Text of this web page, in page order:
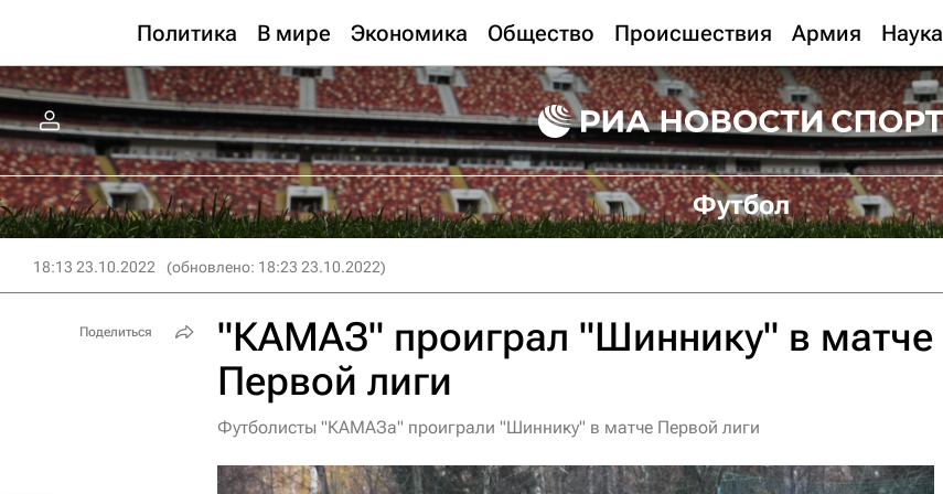
Политика В мире Экономика Общество Происшествия Армия Наука
Футбол
18:13 23.10.2022 (обновлено: 18:23 23.10.2022)
"КАМАЗ" проиграл "Шиннику" в матче
Первой лиги
Футболисты "КАМАЗа" проиграли "Шиннику" в матче Первой лиги
Поделиться